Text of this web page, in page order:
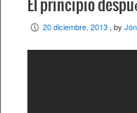
El principio
P 20 diciembre, 2013 , by